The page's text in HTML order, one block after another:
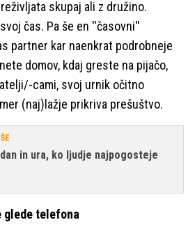
skupaj ali z družino.
čas. Pa še en ''časovni''
partner kar naenkrat podrobneje
domov, kdaj greste na pijačo,
cami, svoj urnik očitno
(naj)lažje prikriva prešuštvo.
in ura, ko ljudje najpogosteje
glede telefona